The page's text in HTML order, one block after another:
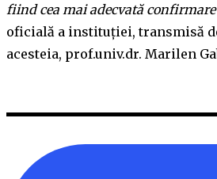
fiind cea mai adecvată
oficială a instituției, transmisă
acesteia, prof.univ.dr. Marilen